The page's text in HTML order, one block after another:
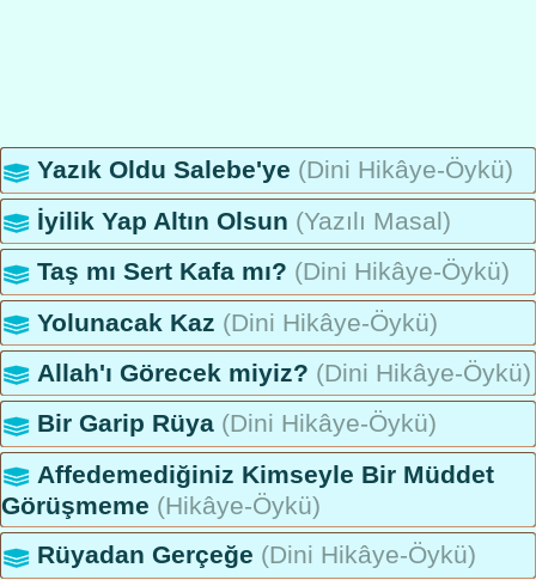
Yazık Oldu Salebe'ye (Dini Hikâye-Öykü)
İyilik Yap Altın Olsun (Yazılı Masal)
Taş mı Sert Kafa mı? (Dini Hikâye-Öykü)
Yolunacak Kaz (Dini Hikâye-Öykü)
Allah'ı Görecek miyiz? (Dini Hikâye-Öykü)
Bir Garip Rüya (Dini Hikâye-Öykü)
Affedemediğiniz Kimseyle Bir Müddet
Görüşmeme (Hikâye-Öykü)
Rüyadan Gerçeğe (Dini Hikâye-Öykü)